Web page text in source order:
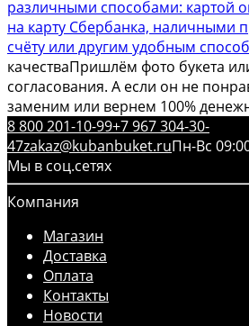
различными способами: картой
на карту Сбербанка, наличными
счёту или другим удобным
качестваПришлём фото букета
согласования. А если он не
заменим или вернем 100%
8 800 201-10-99+7 967 304-30-
47zakaz@kubanbuket.ruПн-Вс
Мы в соц.сетях
Компания
Магазин
Доставка
Оплата
Контакты
Новости